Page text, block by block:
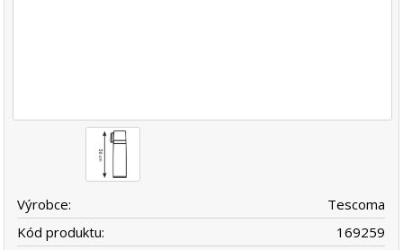
Výrobce:
Tescoma
Kód produktu:
169259